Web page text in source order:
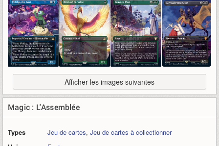
Afficher les images suivantes
Magic : L'Assemblée
Types Jeu de cartes, Jeu de cartes à collectionner